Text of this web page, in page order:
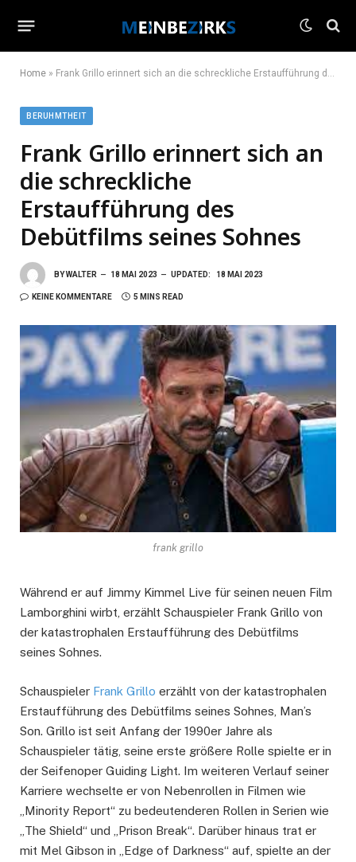
Home » Frank Grillo erinnert sich an die schreckliche Erstaufführung des Debütfilms seines Sohnes
BERUHMTHEIT
Frank Grillo erinnert sich an
die schreckliche
Erstaufführung des
Debütfilms seines Sohnes
BYWALTER 18 MAI 2023 UPDATED: 18 MAI 2023
KEINE KOMMENTARE 5 MINS READ
frank grillo
Während er auf Jimmy Kimmel Live für seinen neuen Film
Lamborghini wirbt, erzählt Schauspieler Frank Grillo von
der katastrophalen Erstaufführung des Debütfilms
seines Sohnes.
Schauspieler Frank Grillo erzählt von der katastrophalen
Erstaufführung des Debütfilms seines Sohnes, Man’s
Son. Grillo ist seit Anfang der 1990er Jahre als
Schauspieler tätig, seine erste größere Rolle spielte er in
der Seifenoper Guiding Light. Im weiteren Verlauf seiner
Karriere wechselte er von Nebenrollen in Filmen wie
„Minority Report“ zu bedeutenderen Rollen in Serien wie
„The Shield“ und „Prison Break“. Darüber hinaus trat er
mit Mel Gibson in „Edge of Darkness“ auf, spielte an der